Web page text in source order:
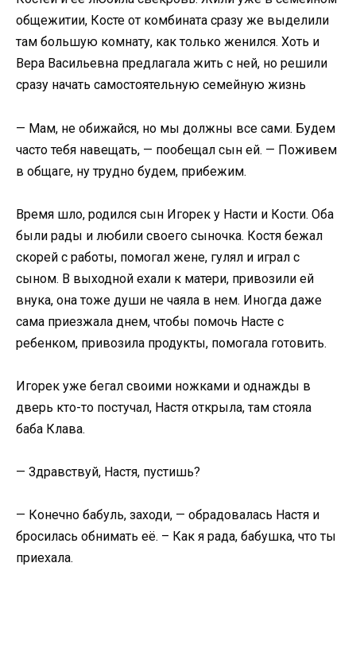
общежитии, Косте от комбината сразу же выделили
там большую комнату, как только женился. Хоть и
Вера Васильевна предлагала жить с ней, но решили
сразу начать самостоятельную семейную жизнь
— Мам, не обижайся, но мы должны все сами. Будем
часто тебя навещать, — пообещал сын ей. — Поживем
в общаге, ну трудно будем, прибежим.
Время шло, родился сын Игорек у Насти и Кости. Оба
были рады и любили своего сыночка. Костя бежал
скорей с работы, помогал жене, гулял и играл с
сыном. В выходной ехали к матери, привозили ей
внука, она тоже души не чаяла в нем. Иногда даже
сама приезжала днем, чтобы помочь Насте с
ребенком, привозила продукты, помогала готовить.
Игорек уже бегал своими ножками и однажды в
дверь кто-то постучал, Настя открыла, там стояла
баба Клава.
— Здравствуй, Настя, пустишь?
— Конечно бабуль, заходи, — обрадовалась Настя и
бросилась обнимать её. – Как я рада, бабушка, что ты
приехала.